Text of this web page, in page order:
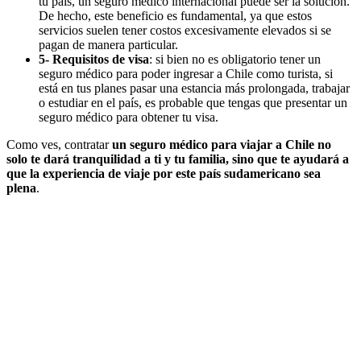
De hecho, este beneficio es fundamental, ya que estos
servicios suelen tener costos excesivamente elevados si se
pagan de manera particular.
5- Requisitos de visa: si bien no es obligatorio tener un
seguro médico para poder ingresar a Chile como turista, si
está en tus planes pasar una estancia más prolongada, trabajar
o estudiar en el país, es probable que tengas que presentar un
seguro médico para obtener tu visa.
Como ves, contratarun seguro médico para viajar a Chile no
solo te dará tranquilidad a ti y tu familia, sino que te ayudará a
que la experiencia de viaje por este país sudamericano sea
plena.